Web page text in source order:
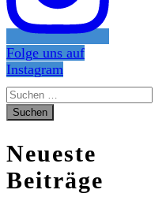
Folge uns auf
Instagram
Suchen
nach:
Neueste
Beiträge